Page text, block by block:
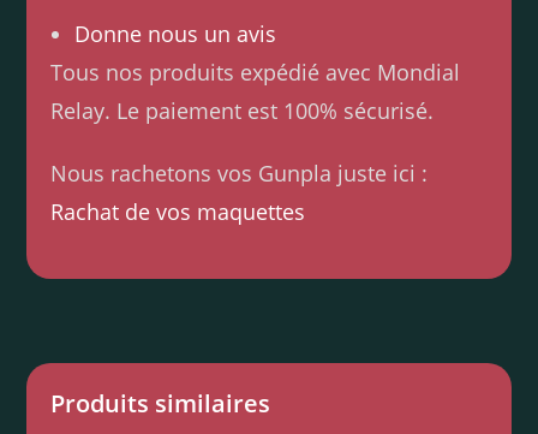
Donne nous un avis
Tous nos produits expédié avec Mondial
Relay. Le paiement est 100% sécurisé.
Nous rachetons vos Gunpla juste ici :
Rachat de vos maquettes
Produits similaires